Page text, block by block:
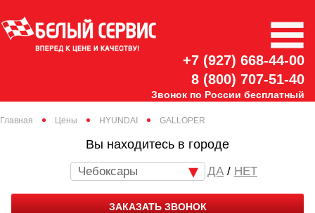
+7 (927) 668-44-00
8 (800) 707-51-40
Звонок по России бесплатный
Главная Цены HYUNDAI GALLOPER
Вы находитесь в городе
Чебоксары / НЕТ
ЗАКАЗАТЬ ЗВОНОК